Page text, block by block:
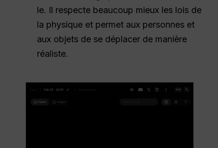
le. Il respecte beaucoup mieux les lois de
la physique et permet aux personnes et
aux objets de se déplacer de manière
réaliste.